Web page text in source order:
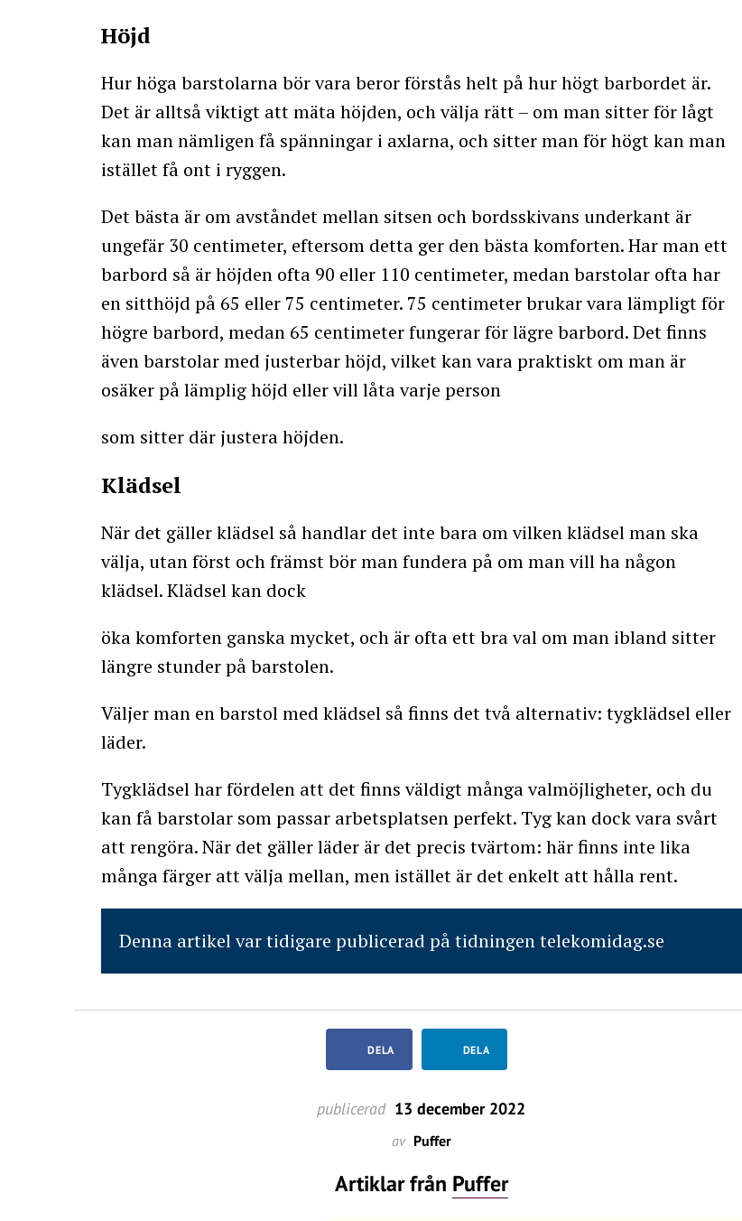
Höjd
Hur höga barstolarna bör vara beror förstås helt på hur högt barbordet är.
Det är alltså viktigt att mäta höjden, och välja rätt – om man sitter för lågt
kan man nämligen få spänningar i axlarna, och sitter man för högt kan man
istället få ont i ryggen.
Det bästa är om avståndet mellan sitsen och bordsskivans underkant är
ungefär 30 centimeter, eftersom detta ger den bästa komforten. Har man ett
barbord så är höjden ofta 90 eller 110 centimeter, medan barstolar ofta har
en sitthöjd på 65 eller 75 centimeter. 75 centimeter brukar vara lämpligt för
högre barbord, medan 65 centimeter fungerar för lägre barbord. Det finns
även barstolar med justerbar höjd, vilket kan vara praktiskt om man är
osäker på lämplig höjd eller vill låta varje person
som sitter där justera höjden.
Klädsel
När det gäller klädsel så handlar det inte bara om vilken klädsel man ska
välja, utan först och främst bör man fundera på om man vill ha någon
klädsel. Klädsel kan dock
öka komforten ganska mycket, och är ofta ett bra val om man ibland sitter
längre stunder på barstolen.
Väljer man en barstol med klädsel så finns det två alternativ: tygklädsel eller
läder.
Tygklädsel har fördelen att det finns väldigt många valmöjligheter, och du
kan få barstolar som passar arbetsplatsen perfekt. Tyg kan dock vara svårt
att rengöra. När det gäller läder är det precis tvärtom: här finns inte lika
många färger att välja mellan, men istället är det enkelt att hålla rent.
Denna artikel var tidigare publicerad på tidningen telekomidag.se
DELA DELA
publicerad 13 december 2022
av Puffer
Artiklar från Puffer